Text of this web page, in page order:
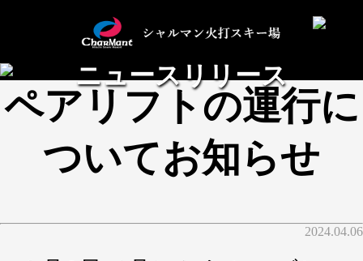
ニュースリリース
ペアリフトの運行に
ついてお知らせ
2024.04.06